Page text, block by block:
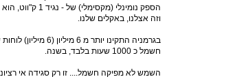
הספק נומינלי (מקסימלי) של - נגיד 1 ק"ווט, הוא מפיק 1750 קוט"ש בשנה.
וזה אצלנו, באקלים שלנו.
בגרמניה התקינו
חשמל כ 1000 שעות בלבד, בשנה.
השמש לא מפיקה חשמל.... זו רק סגידה אי